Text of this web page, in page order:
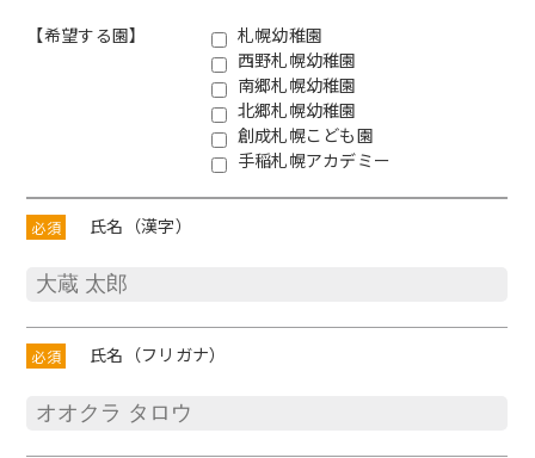
【希望する園】
札幌幼稚園
西野札幌幼稚園
南郷札幌幼稚園
北郷札幌幼稚園
創成札幌こども園
手稲札幌アカデミー
必須 氏名（漢字）
必須 氏名（フリガナ）